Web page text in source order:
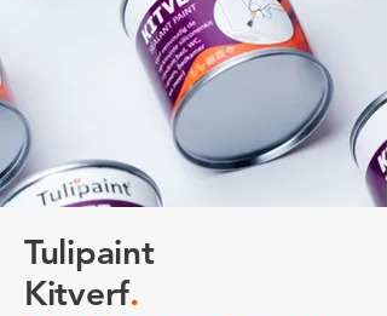
Tulipaint
Kitverf.